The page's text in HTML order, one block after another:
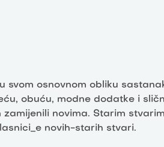
svom osnovnom obliku
obuću, modne dodatke i
novima. Starim
novih-starih stvari.